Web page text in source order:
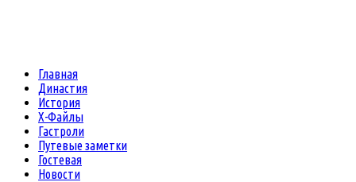
Главная
Династия
История
Х-Файлы
Гастроли
Путевые заметки
Гостевая
Новости